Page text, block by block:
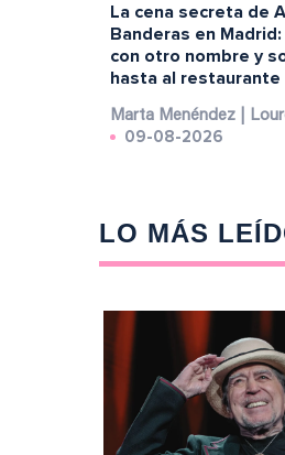
La cena secreta de
Banderas en
con otro nombre y
hasta al restaurante
Marta Menéndez |
09-08-2026
LO MÁS